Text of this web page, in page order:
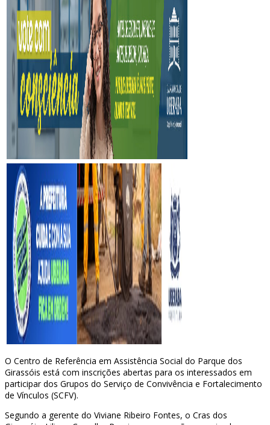
O Centro de Referência em Assistência Social do Parque dos
Girassóis está com inscrições abertas para os interessados em
participar dos Grupos do Serviço de Convivência e Fortalecimento
de Vínculos (SCFV).
Segundo a gerente do Viviane Ribeiro Fontes, o Cras dos